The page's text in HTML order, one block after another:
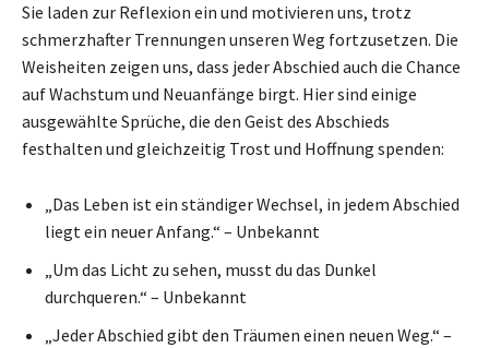
Sie laden zur Reflexion ein und motivieren uns, trotz
schmerzhafter Trennungen unseren Weg fortzusetzen. Die
Weisheiten zeigen uns, dass jeder Abschied auch die Chance
auf Wachstum und Neuanfänge birgt. Hier sind einige
ausgewählte Sprüche, die den Geist des Abschieds
festhalten und gleichzeitig Trost und Hoffnung spenden:
„Das Leben ist ein ständiger Wechsel, in jedem Abschied
liegt ein neuer Anfang.“ – Unbekannt
„Um das Licht zu sehen, musst du das Dunkel
durchqueren.“ – Unbekannt
„Jeder Abschied gibt den Träumen einen neuen Weg.“ –